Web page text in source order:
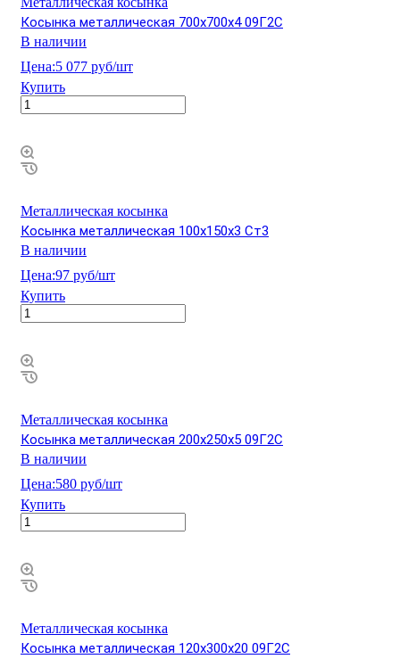
Косынка металлическая 700х700х4 09Г2С
В наличии
Цена:5 077 руб/шт
Купить
Металлическая косынка
Косынка металлическая 100х150х3 Ст3
В наличии
Цена:97 руб/шт
Купить
Металлическая косынка
Косынка металлическая 200х250х5 09Г2С
В наличии
Цена:580 руб/шт
Купить
Металлическая косынка
Косынка металлическая 120х300х20 09Г2С